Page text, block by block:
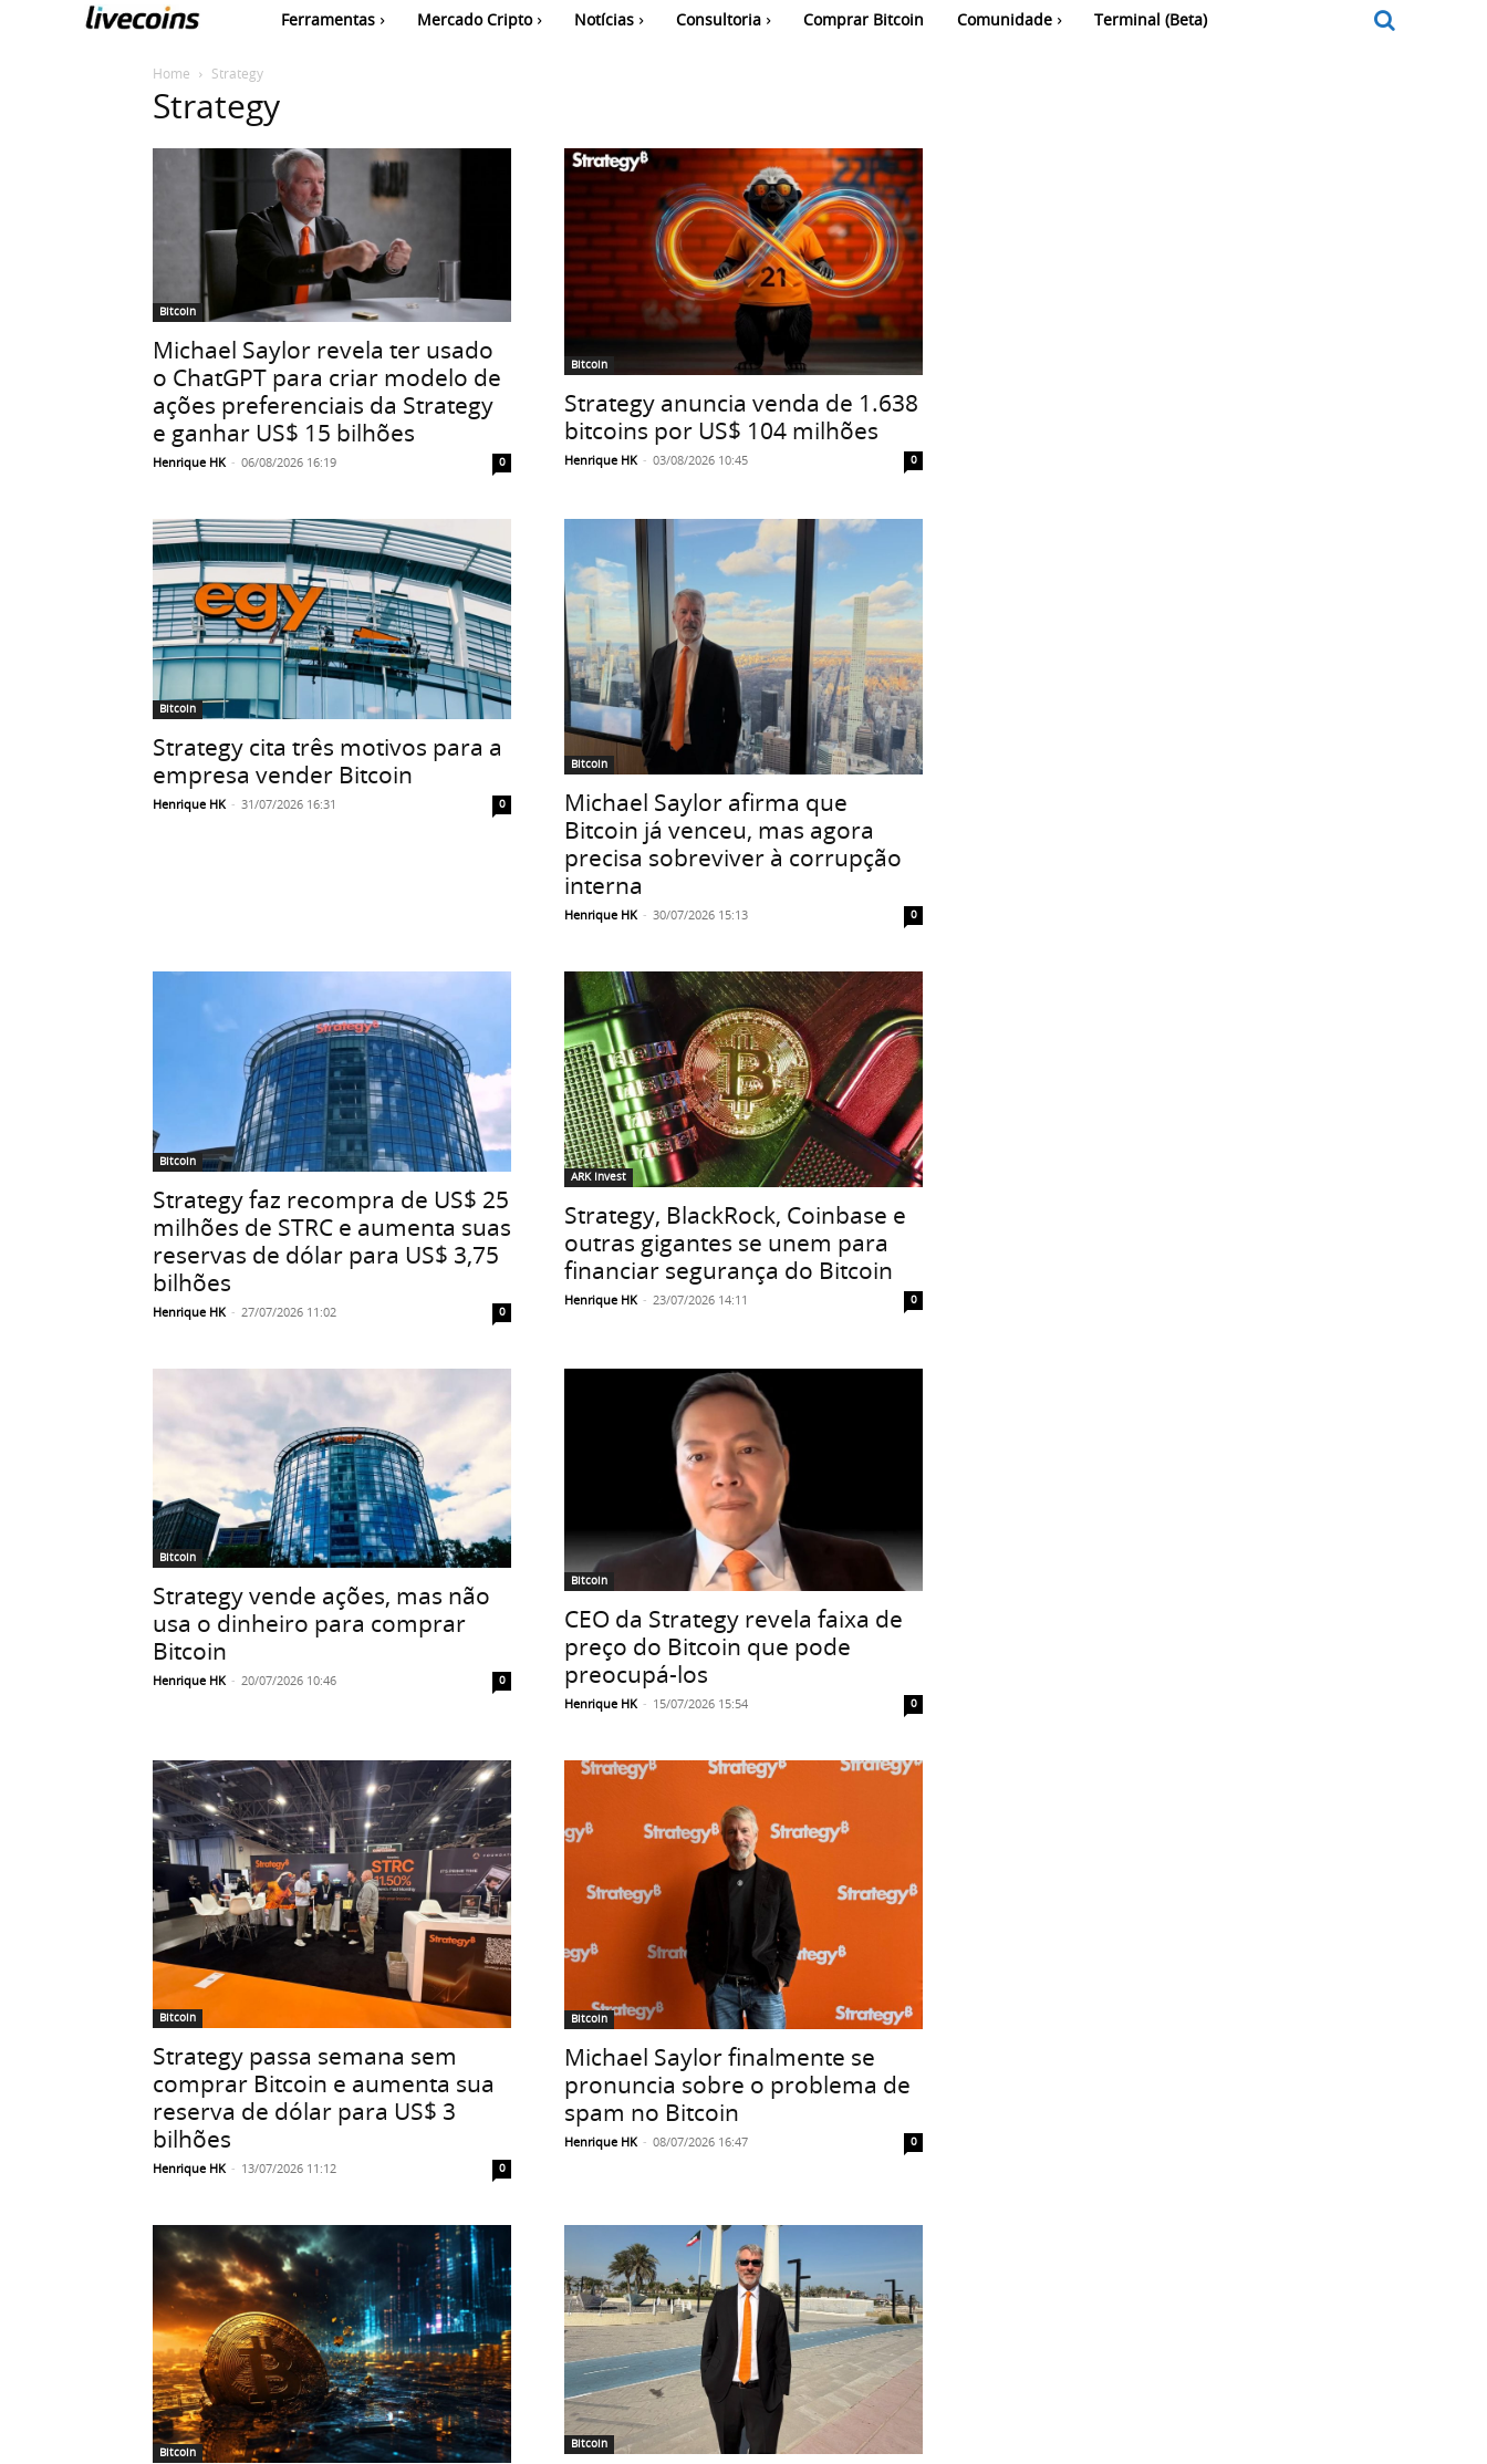
Ferramentas Mercado Cripto Notícias Consultoria Comprar Bitcoin Comunidade Terminal (Beta)
Home Strategy
Strategy
Bitcoin
Michael Saylor revela ter usado
o ChatGPT para criar modelo de
ações preferenciais da Strategy
e ganhar US$ 15 bilhões
Henrique HK - 06/08/2026 16:19 0
Bitcoin
Strategy anuncia venda de 1.638
bitcoins por US$ 104 milhões
Henrique HK - 03/08/2026 10:45 0
Bitcoin
Strategy cita três motivos para a
empresa vender Bitcoin
Henrique HK - 31/07/2026 16:31 0
Bitcoin
Michael Saylor afirma que
Bitcoin já venceu, mas agora
precisa sobreviver à corrupção
interna
Henrique HK - 30/07/2026 15:13 0
Bitcoin
Strategy faz recompra de US$ 25
milhões de STRC e aumenta suas
reservas de dólar para US$ 3,75
bilhões
Henrique HK - 27/07/2026 11:02 0
ARK Invest
Strategy, BlackRock, Coinbase e
outras gigantes se unem para
financiar segurança do Bitcoin
Henrique HK - 23/07/2026 14:11 0
Bitcoin
Strategy vende ações, mas não
usa o dinheiro para comprar
Bitcoin
Henrique HK - 20/07/2026 10:46 0
Bitcoin
CEO da Strategy revela faixa de
preço do Bitcoin que pode
preocupá-los
Henrique HK - 15/07/2026 15:54 0
Bitcoin
Strategy passa semana sem
comprar Bitcoin e aumenta sua
reserva de dólar para US$ 3
bilhões
Henrique HK - 13/07/2026 11:12 0
Bitcoin
Michael Saylor finalmente se
pronuncia sobre o problema de
spam no Bitcoin
Henrique HK - 08/07/2026 16:47 0
Bitcoin
Bitcoin